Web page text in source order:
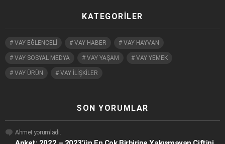
KATEGORILER
VAY EĞLENCELİ VAY HABER VAY HAYVAN
VAY SOSYAL MEDYA VAY YAŞAM VAY YEMEK
VAY ÜRÜN VAY İLİŞKİLER
SON YORUMLAR
Ahmet yorumladı.